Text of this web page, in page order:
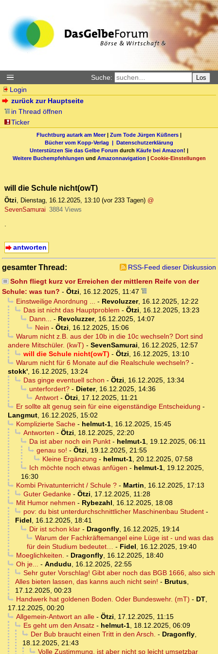
Suche: Los
Login
zurück zur Hauptseite
in Thread öffnen
Ticker
Fluchtburg autark am Meer| Zum Tode Jürgen Küßners |
Bücher vom Kopp-Verlag | Datenschutzerklärung
Unterstützen Sie das Gelbe Forum durch Käufe bei Amazon! |
Weitere Buchempfehlungen und Amazonnavigation | Cookie-Einstellungen
will die Schule nicht(owT)
Ötzi, Dienstag, 16.12.2025, 13:10 (vor 233 Tagen) @
SevenSamurai 3884 Views
.
antworten
gesamter Thread:
RSS-Feed dieser Diskussion
Sohn fliegt kurz vor Erreichen der mittleren Reife von der
Schule: was tun? - Ötzi, 16.12.2025, 11:47
Einstweilige Anordnung ... - Revoluzzer, 16.12.2025, 12:22
Das ist nicht das Hauptproblem - Ötzi, 16.12.2025, 13:23
Dann... - Revoluzzer, 16.12.2025, 14:07
Nein - Ötzi, 16.12.2025, 15:06
Warum nicht z.B. aus der 10b in die 10c wechseln? Dort sind
andere Mitschüler. (kwT) - SevenSamurai, 16.12.2025, 12:57
will die Schule nicht(owT) - Ötzi, 16.12.2025, 13:10
Warum nicht für 6 Monate auf die Realschule wechseln?-
stokk', 16.12.2025, 13:24
Das ginge eventuell schon - Ötzi, 16.12.2025, 13:34
unterfordert?- Dieter, 16.12.2025, 14:36
Antwort- Ötzi, 17.12.2025, 11:21
Er sollte alt genug sein für eine eigenständige Entscheidung -
Langmut, 16.12.2025, 15:02
Komplizierte Sache- helmut-1, 16.12.2025, 15:45
Antworten - Ötzi, 18.12.2025, 22:20
Da ist aber noch ein Punkt- helmut-1, 19.12.2025, 06:11
genau so! - Ötzi, 19.12.2025, 21:55
Kleine Ergänzung - helmut-1, 20.12.2025, 07:58
Ich möchte noch etwas anfügen - helmut-1, 19.12.2025,
16:30
Kombi Privatunterricht / Schule ?- Martin, 16.12.2025, 17:13
Guter Gedanke- Ötzi, 17.12.2025, 11:28
Mit Humor nehmen - Rybezahl, 16.12.2025, 18:08
pov: du bist unterdurchschnittlicher Maschinenbau Student-
Fidel, 16.12.2025, 18:41
Dir ist schon klar- Dragonfly, 16.12.2025, 19:14
Warum der Fachkräftemangel eine Lüge ist - und was das
für dein Studium bedeutet… - Fidel, 16.12.2025, 19:40
Moeglichkeiten. - Dragonfly, 16.12.2025, 18:40
Oh je... - Andudu, 16.12.2025, 22:55
Sehr guter Vorschlag! Gibt aber noch das BGB 1666, also sich
Alles bieten lassen, das kanns auch nicht sein! - Brutus,
17.12.2025, 00:23
Handwerk hat goldenen Boden. Oder Bundeswehr. (mT) - DT,
17.12.2025, 00:20
Allgemein-Antwort an alle- Ötzi, 17.12.2025, 11:15
Es geht um den Ansatz- helmut-1, 18.12.2025, 06:09
Der Bub braucht einen Tritt in den Arsch. - Dragonfly,
18.12.2025, 21:43
Volle Zustimmung, ist aber nicht so leicht umsetzbar